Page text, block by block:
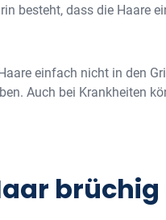
besteht, dass die Haare
einfach nicht in den
Auch bei Krankheiten